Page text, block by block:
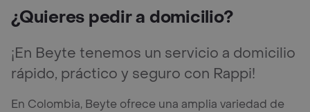
¿Quieres pedir a domicilio?
¡En Beyte tenemos un servicio a domicilio
rápido, práctico y seguro con Rappi!
En Colombia, Beyte ofrece una amplia variedad de